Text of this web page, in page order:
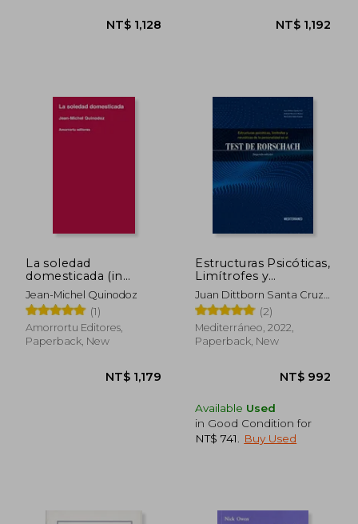
La soledad
domesticada (in
Spanish)
Jean-Michel Quinodoz
(1)
Amorrortu Editores,
Paperback, New
Estructuras Psicóticas,
Limítrofes y
Neuróticas de la
Personalidad en el
Test de Rorschach (in
Spanish)
Juan Dittborn Santa Cruz;
Soledad Rencoret Mujica;
María Elisa Salah Cabiati
(2)
Mediterráneo, 2022,
Paperback, New
Available Used
in Good Condition for
NT$ 741
Buy Used